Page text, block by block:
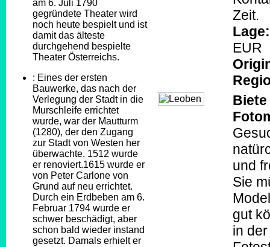
am 6. Juli 1790
gegründete Theater wird
noch heute bespielt und ist
damit das älteste
durchgehend bespielte
Theater Österreichs.
: Eines der ersten
Bauwerke, das nach der
Verlegung der Stadt in die
Murschleife errichtet
wurde, war der Mautturm
(1280), der den Zugang
zur Stadt von Westen her
überwachte. 1512 wurde
er renoviert.1615 wurde er
von Peter Carlone von
Grund auf neu errichtet.
Durch ein Erdbeben am 6.
Februar 1794 wurde er
schwer beschädigt, aber
schon bald wieder instand
gesetzt. Damals erhielt er
Zeit.
Lage:
EUR
und
Sie
gut
in